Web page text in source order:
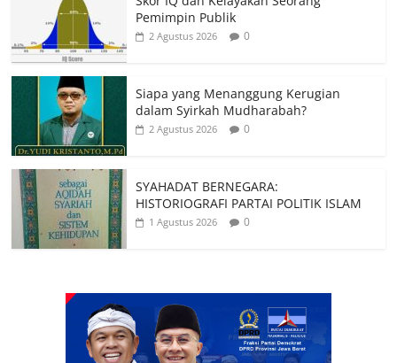
Pemimpin Publik
2 Agustus 2026 0
Siapa yang Menanggung Kerugian
dalam Syirkah Mudharabah?
2 Agustus 2026 0
SYAHADAT BERNEGARA:
HISTORIOGRAFI PARTAI POLITIK ISLAM
1 Agustus 2026 0